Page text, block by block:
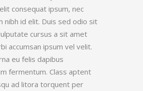
consequat ipsum, nec
nibh id elit. Duis sed odio sit
cursus a sit amet
accumsan ipsum vel velit.
eu felis dapibus
fermentum. Class aptent
ad litora torquent per